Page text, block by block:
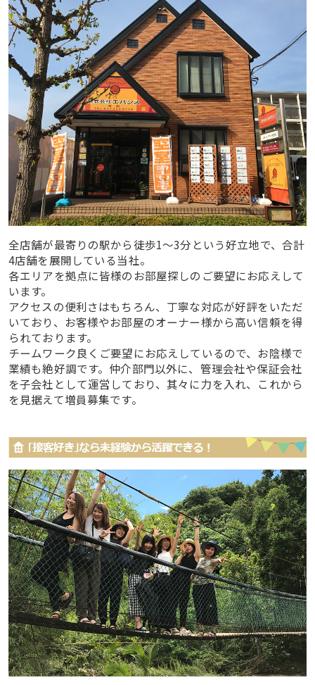
全店舗が最寄りの駅から徒歩1～3分という好立地で、合計
4店舗を展開している当社。
各エリアを拠点に皆様のお部屋探しのご要望にお応えして
います。
アクセスの便利さはもちろん、丁寧な対応が好評をいただ
いており、お客様やお部屋のオーナー様から高い信頼を得
られております。
チームワーク良くご要望にお応えしているので、お陰様で
業績も絶好調です。仲介部門以外に、管理会社や保証会社
を子会社として運営しており、其々に力を入れ、これから
を見据えて増員募集です。